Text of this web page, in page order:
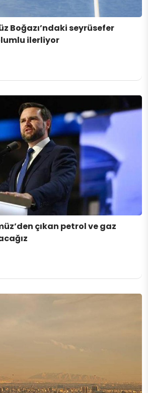
Boğazı’ndaki seyrüsefer
ilerliyor
çıkan petrol ve gaz